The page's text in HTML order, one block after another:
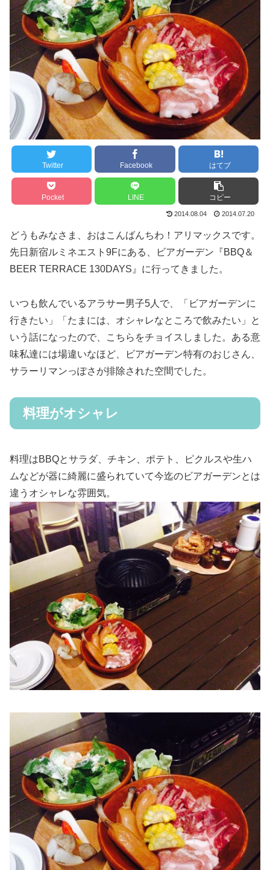
Twitter Facebook はてブ
Pocket LINE コピー
2014.08.04 2014.07.20
どうもみなさま、おはこんばんちわ！アリマックスです。
先日新宿ルミネエスト9Fにある、ビアガーデン『BBQ＆
BEER TERRACE 130DAYS』に行ってきました。
いつも飲んでいるアラサー男子5人で、「ビアガーデンに
行きたい」「たまには、オシャレなところで飲みたい」と
いう話になったので、こちらをチョイスしました。ある意
味私達には場違いなほど、ビアガーデン特有のおじさん、
サラーリマンっぽさが排除された空間でした。
料理がオシャレ
料理はBBQとサラダ、チキン、ポテト、ピクルスや生ハ
ムなどが器に綺麗に盛られていて今迄のビアガーデンとは
違うオシャレな雰囲気。